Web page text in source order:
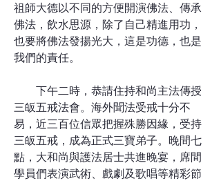
祖師大德以不同的方便開演佛法、傳承
佛法，飲水思源，除了自己精進用功，
也要將佛法發揚光大，這是功德，也是
我們的責任。
下午二時，恭請住持和尚主法傳授
三皈五戒法會。海外聞法受戒十分不
易，近三百位信眾把握殊勝因緣，受持
三皈五戒，成為正式三寶弟子。晚間七
點，大和尚與護法居士共進晚宴，席間
學員們表演武術、戲劇及歌唱等精彩節